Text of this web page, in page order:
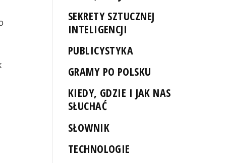
SEKRETY SZTUCZNEJ
INTELIGENCJI
PUBLICYSTYKA
GRAMY PO POLSKU
KIEDY, GDZIE I JAK NAS
SŁUCHAĆ
SŁOWNIK
TECHNOLOGIE